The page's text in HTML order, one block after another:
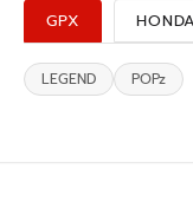
GPX HONDA
LEGEND POPz